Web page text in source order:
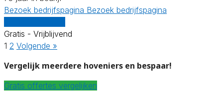
Bezoek bedrijfspagina Bezoek bedrijfspagina
Gratis - Vrijblijvend
1 2 Volgende »
Vergelijk meerdere hoveniers en bespaar!
Gratis offertes vergelijken